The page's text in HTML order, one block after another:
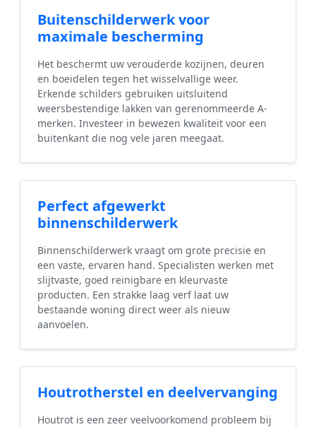
Buitenschilderwerk voor
maximale bescherming
Het beschermt uw verouderde kozijnen, deuren
en boeidelen tegen het wisselvallige weer.
Erkende schilders gebruiken uitsluitend
weersbestendige lakken van gerenommeerde A-
merken. Investeer in bewezen kwaliteit voor een
buitenkant die nog vele jaren meegaat.
Perfect afgewerkt
binnenschilderwerk
Binnenschilderwerk vraagt om grote precisie en
een vaste, ervaren hand. Specialisten werken met
slijtvaste, goed reinigbare en kleurvaste
producten. Een strakke laag verf laat uw
bestaande woning direct weer als nieuw
aanvoelen.
Houtrotherstel en deelvervanging
Houtrot is een zeer veelvoorkomend probleem bij